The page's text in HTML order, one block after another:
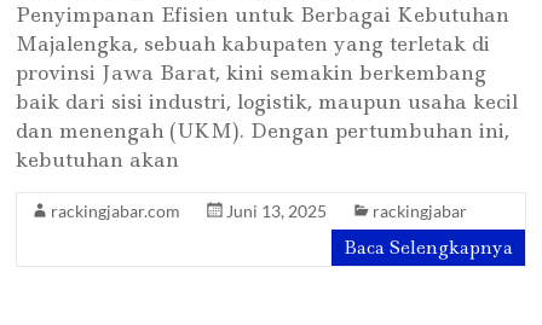
Penyimpanan Efisien untuk Berbagai Kebutuhan
Majalengka, sebuah kabupaten yang terletak di
provinsi Jawa Barat, kini semakin berkembang
baik dari sisi industri, logistik, maupun usaha kecil
dan menengah (UKM). Dengan pertumbuhan ini,
kebutuhan akan
rackingjabar.com Juni 13, 2025 rackingjabar
Baca Selengkapnya